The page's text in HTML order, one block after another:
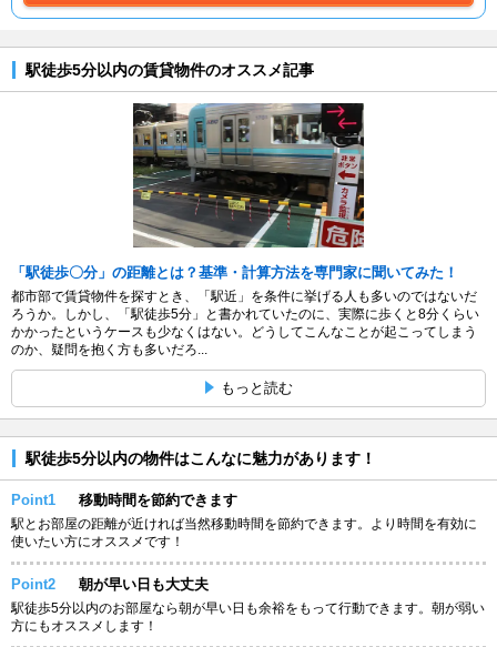
駅徒歩5分以内の賃貸物件のオススメ記事
「駅徒歩〇分」の距離とは？基準・計算方法を専門家に聞いてみた！
都市部で賃貸物件を探すとき、「駅近」を条件に挙げる人も多いのではないだ
ろうか。しかし、「駅徒歩5分」と書かれていたのに、実際に歩くと8分くらい
かかったというケースも少なくはない。どうしてこんなことが起こってしまう
のか、疑問を抱く方も多いだろ...
もっと読む
駅徒歩5分以内の物件はこんなに魅力があります！
Point1 移動時間を節約できます
駅とお部屋の距離が近ければ当然移動時間を節約できます。より時間を有効に
使いたい方にオススメです！
Point2 朝が早い日も大丈夫
駅徒歩5分以内のお部屋なら朝が早い日も余裕をもって行動できます。朝が弱い
方にもオススメします！